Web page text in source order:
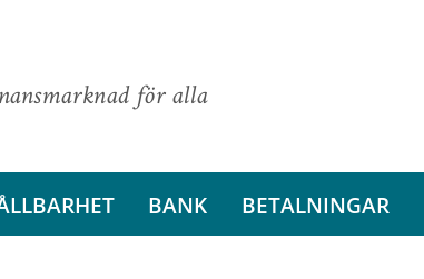
för alla
BANK BETALNINGAR